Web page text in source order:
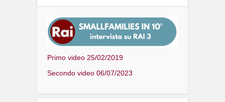
Primo video 25/02/2019
Secondo video 06/07/2023